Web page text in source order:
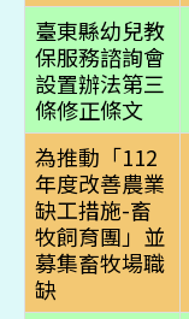
臺東縣幼兒教
保服務諮詢會
設置辦法第三
條修正條文
為推動「112
年度改善農業
缺工措施-畜
牧飼育團」並
募集畜牧場職
缺